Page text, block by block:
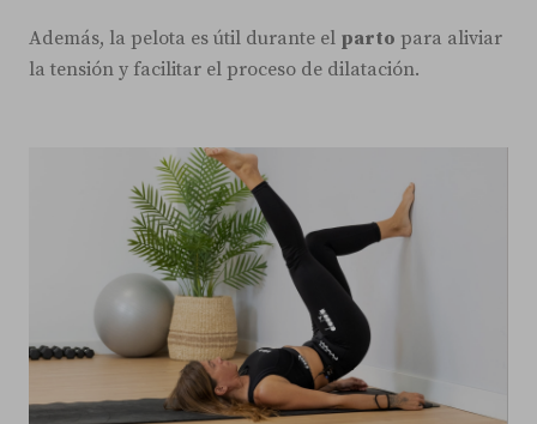
Además, la pelota es útil durante el parto para aliviar
la tensión y facilitar el proceso de dilatación.